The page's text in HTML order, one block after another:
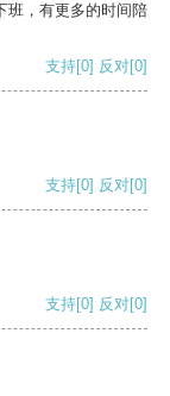
班，有更多的时间陪
支持[0] 反对[0]
支持[0] 反对[0]
支持[0] 反对[0]